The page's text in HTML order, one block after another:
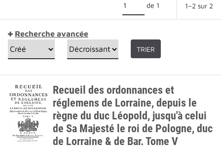
de 1 1–2 sur 2
Recherche avancée
TRIER
Recueil des ordonnances et
réglemens de Lorraine, depuis le
règne du duc Léopold, jusqu'à celui
de Sa Majesté le roi de Pologne, duc
de Lorraine & de Bar. Tome V